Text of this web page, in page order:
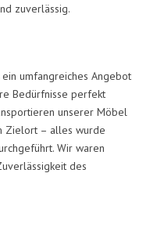
zuverlässig.
umfangreiches Angebot
Bedürfnisse perfekt
unserer Möbel
Zielort – alles wurde
Wir waren
des